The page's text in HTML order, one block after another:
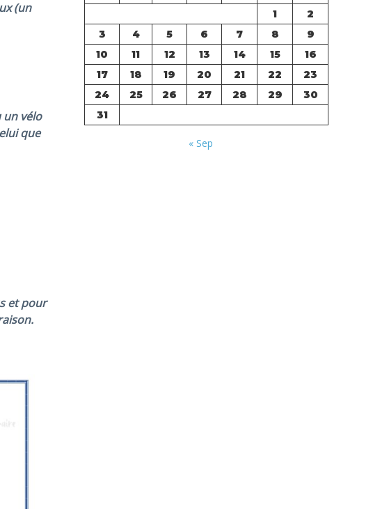
(un
un vélo
que
et pour
1
2
3
4 5 6 7 8
9
10
11 12 13 14 15
16
17
18 19 20 21 22
23
24
25 26 27 28 29
30
31
« Sep